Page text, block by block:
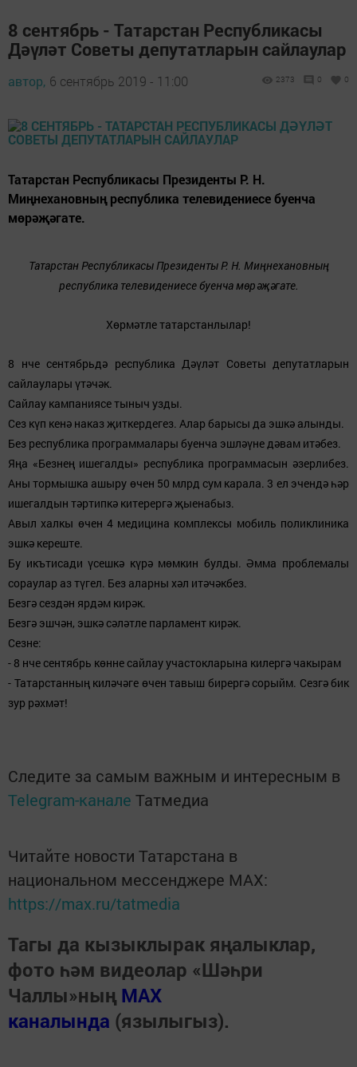
8 сентябрь - Татарстан Республикасы
Дәүләт Советы депутатларын сайлаулар
автор, 6 сентябрь 2019 - 11:00 2373 0 0
Татарстан Республикасы Президенты Р. Н.
Миңнехановның республика телевидениесе буенча
мөрәҗәгате.
Татарстан Республикасы Президенты Р. Н. Миңнехановның
республика телевидениесе буенча мөрәҗәгате.
Хөрмәтле татарстанлылар!
8 нче сентябрьдә республика Дәүләт Советы депутатларын
сайлаулары үтәчәк.
Сайлау кампаниясе тыныч узды.
Сез күп кенә наказ җиткердегез. Алар барысы да эшкә алынды.
Без республика программалары буенча эшләүне дәвам итәбез.
Яңа «Безнең ишегалды» республика программасын әзерлибез.
Аны тормышка ашыру өчен 50 млрд сум карала. 3 ел эчендә һәр
ишегалдын тәртипкә китерергә җыенабыз.
Авыл халкы өчен 4 медицина комплексы мобиль поликлиника
эшкә кереште.
Бу икътисади үсешкә күрә мөмкин булды. Әмма проблемалы
сораулар аз түгел. Без аларны хәл итәчәкбез.
Безгә сездән ярдәм кирәк.
Безгә эшчән, эшкә сәләтле парламент кирәк.
Сезне:
- 8 нче сентябрь көнне сайлау участокларына килергә чакырам
- Татарстанның киләчәге өчен тавыш бирергә сорыйм. Сезгә бик
зур рәхмәт!
Следите за самым важным и интересным в
Telegram-канале Татмедиа
Читайте новости Татарстана в
национальном мессенджере MАХ:
https://max.ru/tatmedia
Тагы да кызыклырак яңалыклар,
фото һәм видеолар «Шәһри
Чаллы»ның MAX
каналында (язылыгыз).